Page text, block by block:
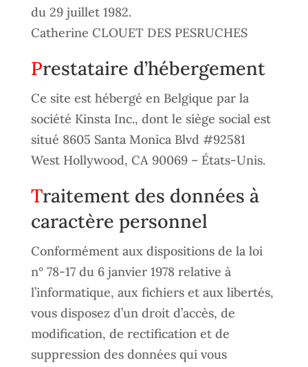
du 29 juillet 1982.
Catherine CLOUET DES PESRUCHES
Prestataire d’hébergement
Ce site est hébergé en Belgique par la
société Kinsta Inc., dont le siège social est
situé 8605 Santa Monica Blvd #92581
West Hollywood, CA 90069 – États-Unis.
Traitement des données à
caractère personnel
Conformément aux dispositions de la loi
n° 78-17 du 6 janvier 1978 relative à
l’informatique, aux fichiers et aux libertés,
vous disposez d’un droit d’accès, de
modification, de rectification et de
suppression des données qui vous